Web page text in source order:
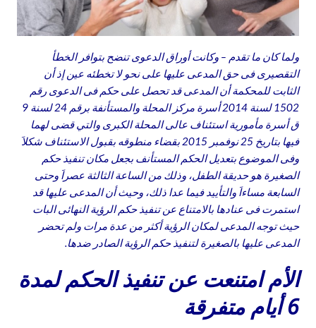
ولما كان ما تقدم – وكانت أوراق الدعوى تنضح بتوافر الخطأ
التقصيرى فى حق المدعى عليها على نحو لا تخطئه عين إذ أن
الثابت للمحكمة أن المدعى قد تحصل على حكم فى الدعوى رقم
1502 لسنة 2014 أسرة مركز المحلة والمستأنفة برقم 24 لسنة 9
ق أسرة مأمورية استئناف عالى المحلة الكبرى والتي قضى لهما
فيها بتاريخ 25 نوفمبر 2015 بقضاء منطوقه بقبول الاستئناف شكلاَ
وفى الموضوع بتعديل الحكم المستأنف بجعل مكان تنفيذ حكم
الصغيرة هو حديقة الطفل، وذلك من الساعة الثالثة عصراَ وحتى
السابعة مساءاَ والتأييد فيما عدا ذلك، وحيث أن المدعى عليها قد
استمرت فى عنادها بالامتناع عن تنفيذ حكم الرؤية النهائى البات
حيث توجه المدعى لمكان الرؤية أكثر من عدة مرات ولم تحضر
المدعى عليها بالصغيرة لتنفيذ حكم الرؤية الصادر ضدها.
الأم امتنعت عن تنفيذ الحكم لمدة
6 أيام متفرقة